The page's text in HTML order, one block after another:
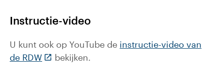
Instructie-video
U kunt ook op YouTube de instructie-video van
de RDW (Deze link gaat naar een externe website)
bekijken.